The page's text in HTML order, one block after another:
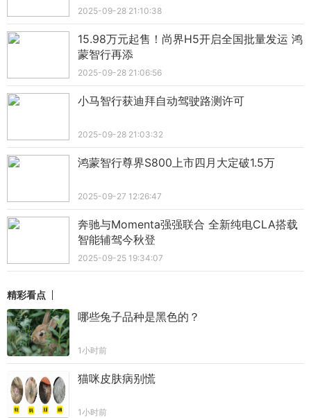
2025-09-28 21:10:38
15.98万元起售！尚界H5开启全国批量发运 鸿
蒙智行再添
2025-09-28 21:06:56
小马智行获迪拜自动驾驶路测许可
2025-09-28 21:03:32
鸿蒙智行尊界S800上市四月大定破1.5万
2025-09-27 12:26:47
奔驰与Momenta强强联合 全新纯电CLA搭载
智能辅驾今秋登
2025-09-25 19:34:07
精彩看点
哪些兔子品种是黑色的？
1小时前
猫咪皮肤病别慌
1小时前